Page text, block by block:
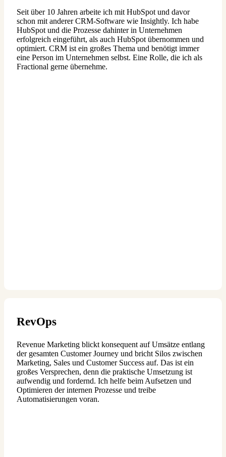
Seit über 10 Jahren arbeite ich mit HubSpot und davor
schon mit anderer CRM-Software wie Insightly. Ich habe
HubSpot und die Prozesse dahinter in Unternehmen
erfolgreich eingeführt, als auch HubSpot übernommen und
optimiert. CRM ist ein großes Thema und benötigt immer
eine Person im Unternehmen selbst. Eine Rolle, die ich als
Fractional gerne übernehme.
RevOps
Revenue Marketing blickt konsequent auf Umsätze entlang
der gesamten Customer Journey und bricht Silos zwischen
Marketing, Sales und Customer Success auf. Das ist ein
großes Versprechen, denn die praktische Umsetzung ist
aufwendig und fordernd. Ich helfe beim Aufsetzen und
Optimieren der internen Prozesse und treibe
Automatisierungen voran.